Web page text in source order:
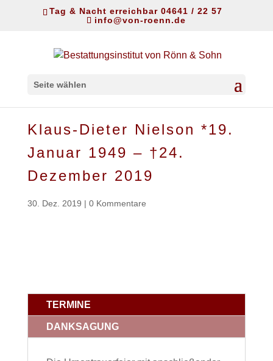
Tag & Nacht erreichbar 04641 / 22 57
info@von-roenn.de
Seite wählen
Klaus-Dieter Nielson *19.
Januar 1949 – †24.
Dezember 2019
30. Dez. 2019 | 0 Kommentare
TERMINE
DANKSAGUNG